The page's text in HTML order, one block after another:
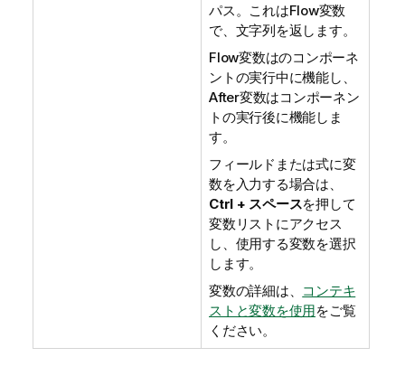
パス。これはFlow変数
で、文字列を返します。
Flow変数はのコンポーネ
ントの実行中に機能し、
After変数はコンポーネン
トの実行後に機能しま
す。
フィールドまたは式に変
数を入力する場合は、
Ctrl + スペースを押して
変数リストにアクセス
し、使用する変数を選択
します。
変数の詳細は、 コンテキ
ストと変数を使用をご覧
ください。